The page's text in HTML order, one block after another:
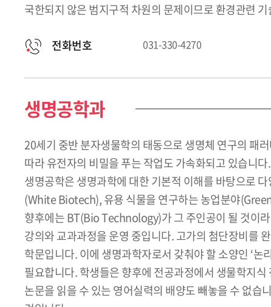
국한되지 않은 범지구적 차원의 문제이므로 환경관련
전화번호 031-330-4270
생명공학과
20세기 중반 분자생물학의 태동으로 생명체 연구의 패
따라 유전자의 비밀을 푸는 작업도 가속화되고 있습니
생명공학은 생명과학에 대한 기본적 이해를 바탕으로
(White Biotech), 유용 식물을 연구하는 농업분야
향후에는 BT(Bio Technology)가 그 주인공이 될 것이
강의와 교과과정을 운영 중입니다. 고가의 첨단장비를
학문입니다. 이에 생명과학자로서 갖춰야 할 소양인 ‘
필요합니다. 학생들은 향후에 전공과정에서 생물학지
논문을 읽을 수 있는 영어실력의 배양도 빼놓을 수 없습